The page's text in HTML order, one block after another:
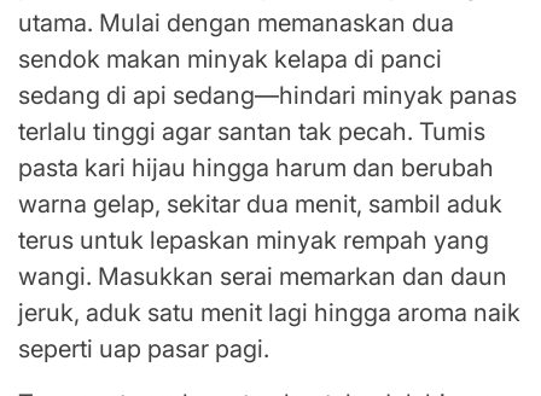
utama. Mulai dengan memanaskan dua
sendok makan minyak kelapa di panci
sedang di api sedang—hindari minyak panas
terlalu tinggi agar santan tak pecah. Tumis
pasta kari hijau hingga harum dan berubah
warna gelap, sekitar dua menit, sambil aduk
terus untuk lepaskan minyak rempah yang
wangi. Masukkan serai memarkan dan daun
jeruk, aduk satu menit lagi hingga aroma naik
seperti uap pasar pagi.